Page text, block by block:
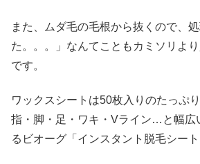
また、ムダ毛の毛根から抜くので、
た。。。」なんてこともカミソリよ
です。
ワックスシートは50枚入りのたっぷ
指・脚・足・ワキ・Vライン…と幅広
るビオーグ「インスタント脱毛シー